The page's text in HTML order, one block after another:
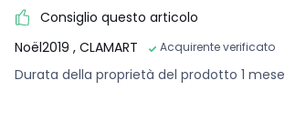
Consiglio questo articolo
Noël2019 , CLAMART Acquirente verificato
Durata della proprietà del prodotto 1 mese